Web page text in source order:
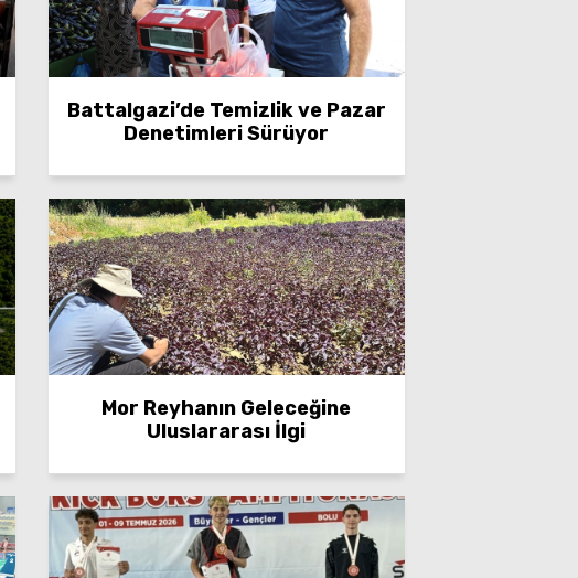
Battalgazi’de Temizlik ve Pazar
Denetimleri Sürüyor
Mor Reyhanın Geleceğine
Uluslararası İlgi